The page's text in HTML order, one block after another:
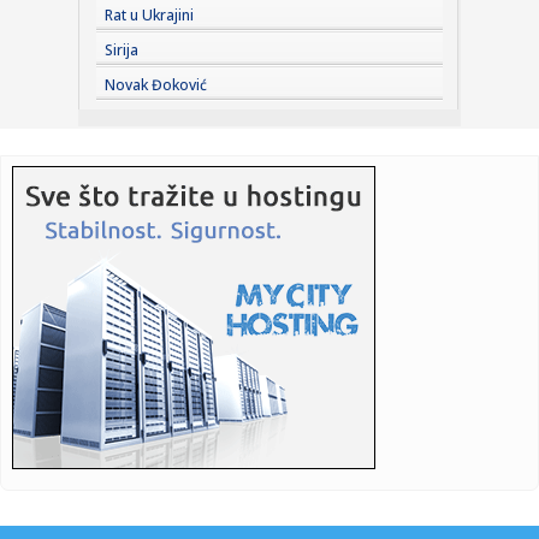
07:01:Ni danas odmora od vreline za Novosađane
07:01:Bivši član pregovaračkog tima Beograda u otvorenom
pismu Vuči...
06:50: BROJ PO BROJ: Idemo u krug
06:37:
pad te...
05:17:Mošti Svetog Nektarija Eginskog od 14. avgusta u Glogonju
05:05:Рецепт дана: Чоколадни колач са ...
01:22:VIDEO: Novi Audi od 600.000 evra je razvijen za samo 405
dana
Rat u Ukrajini
Sirija
Novak Đoković